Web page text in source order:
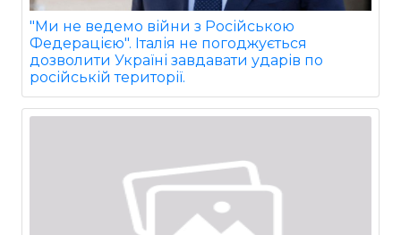
"Ми не ведемо війни з Російською
Федерацією". Італія не погоджується
дозволити Україні завдавати ударів по
російській території.